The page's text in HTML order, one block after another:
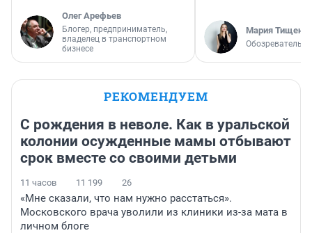
Олег Арефьев
Блогер, предприниматель,
владелец в транспортном
бизнесе
Мария Тищенко
Обозреватель
РЕКОМЕНДУЕМ
С рождения в неволе. Как в уральской
колонии осужденные мамы отбывают
срок вместе со своими детьми
11 часов 11 199 26
«Мне сказали, что нам нужно расстаться».
Московского врача уволили из клиники из-за мата в
личном блоге